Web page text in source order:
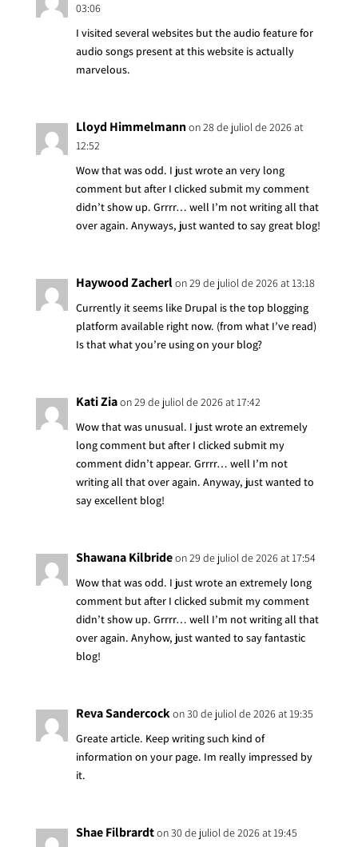
03:06
I visited several websites but the audio feature for
audio songs present at this website is actually
marvelous.
Lloyd Himmelmannon 28 de juliol de 2026 at
12:52
Wow that was odd. I just wrote an very long
comment but after I clicked submit my comment
didn’t show up. Grrrr… well I’m not writing all that
over again. Anyways, just wanted to say great blog!
Haywood Zacherlon 29 de juliol de 2026 at 13:18
Currently it seems like Drupal is the top blogging
platform available right now. (from what I’ve read)
Is that what you’re using on your blog?
Kati Ziaon 29 de juliol de 2026 at 17:42
Wow that was unusual. I just wrote an extremely
long comment but after I clicked submit my
comment didn’t appear. Grrrr… well I’m not
writing all that over again. Anyway, just wanted to
say excellent blog!
Shawana Kilbrideon 29 de juliol de 2026 at 17:54
Wow that was odd. I just wrote an extremely long
comment but after I clicked submit my comment
didn’t show up. Grrrr… well I’m not writing all that
over again. Anyhow, just wanted to say fantastic
blog!
Reva Sandercockon 30 de juliol de 2026 at 19:35
Greate article. Keep writing such kind of
information on your page. Im really impressed by
it.
Shae Filbrardton 30 de juliol de 2026 at 19:45